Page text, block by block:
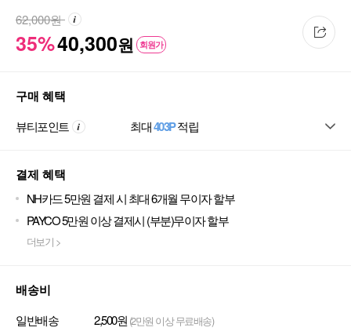
35%40,300원 회원가
62,000원
구매 혜택
뷰티포인트 최대403P적립
결제 혜택
NH카드 5만원 결제 시 최대 6개월 무이자 할부
PAYCO 5만원 이상 결제시 (부분)무이자 할부
더보기 >
배송비
일반배송 2,500원 (2만원 이상 무료배송)